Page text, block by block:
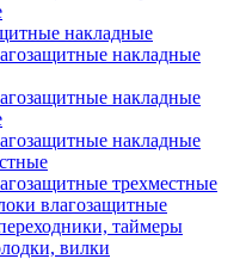
накладные
накладные
накладные
накладные
трехместные
влагозащитные
таймеры
вилки